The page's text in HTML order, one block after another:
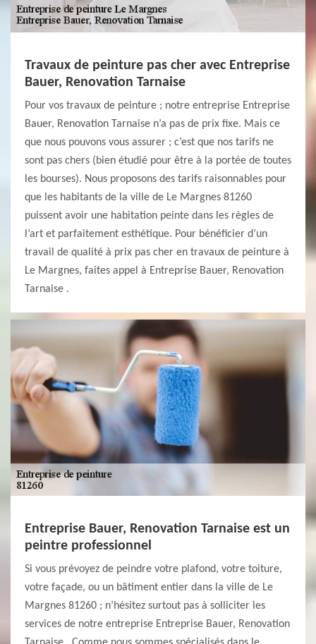
Travaux de peinture pas cher avec Entreprise
Bauer, Renovation Tarnaise
Pour vos travaux de peinture ; notre entreprise Entreprise
Bauer, Renovation Tarnaise n’a pas de prix fixe. Mais ce
que nous pouvons vous assurer ; c’est que nos tarifs ne
sont pas chers (bien étudié pour être à la portée de toutes
les bourses). Nous proposons des tarifs raisonnables pour
que les habitants de la ville de Le Margnes 81260
puissent avoir une habitation peinte dans les règles de
l’art et parfaitement esthétique. Pour bénéficier d’un
travail de qualité à prix pas cher en travaux de peinture à
Le Margnes, faites appel à Entreprise Bauer, Renovation
Tarnaise .
Entreprise Bauer, Renovation Tarnaise est un
peintre professionnel
Si vous prévoyez de peindre votre plafond, votre toiture,
votre façade, ou un bâtiment entier dans la ville de Le
Margnes 81260 ; n’hésitez surtout pas à solliciter les
services de notre entreprise Entreprise Bauer, Renovation